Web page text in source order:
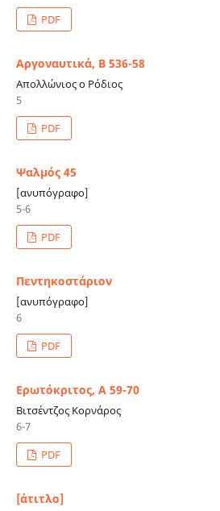
PDF
Αργοναυτικά, Β 536-58
Απολλώνιος ο Ρόδιος
5
PDF
Ψαλμός 45
[ανυπόγραφο]
5-6
PDF
Πεντηκοστάριον
[ανυπόγραφο]
6
PDF
Ερωτόκριτος, Α 59-70
Βιτσέντζος Κορνάρος
6-7
PDF
[άτιτλο]